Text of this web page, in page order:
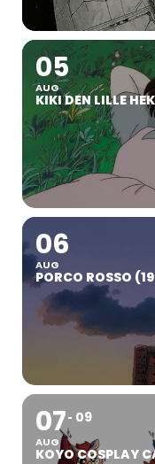
05
AUG
KIKI DEN LILLE
06
AUG
PORCO ROSSO
07
AUG
09
KOYO COSPLAY